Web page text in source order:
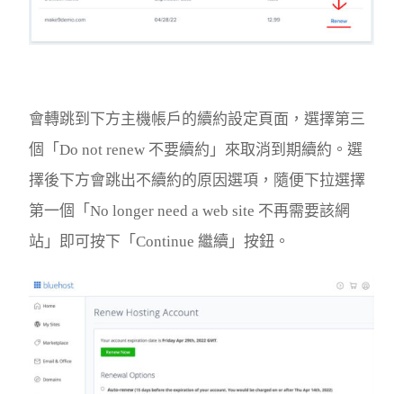
會轉跳到下方主機帳戶的續約設定頁面，選擇第三
個「Do not renew 不要續約」來取消到期續約。選
擇後下方會跳出不續約的原因選項，隨便下拉選擇
第一個「No longer need a web site 不再需要該網
站」即可按下「Continue 繼續」按鈕。